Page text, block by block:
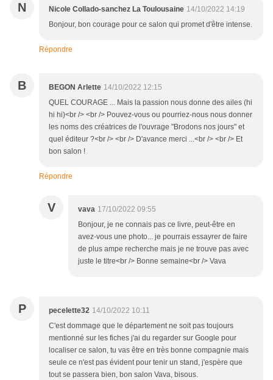
N Nicole Collado-sanchez La Toulousaine 14/10/2022 14:19
Bonjour, bon courage pour ce salon qui promet d'être intense.
Répondre
B BEGON Arlette 14/10/2022 12:15
QUEL COURAGE ... Mais la passion nous donne des ailes (hi
hi hi)<br /> <br /> Pouvez-vous ou pourriez-nous nous donner
les noms des créatrices de l'ouvrage "Brodons nos jours" et
quel éditeur ?<br /> <br /> D'avance merci ...<br /> <br /> Et
bon salon !
Répondre
V vava 17/10/2022 09:55
Bonjour, je ne connais pas ce livre, peut-être en
avez-vous une photo... je pourrais essayrer de faire
de plus ampe recherche mais je ne trouve pas avec
juste le titre<br /> Bonne semaine<br /> Vava
P pecelette32 14/10/2022 10:11
C'est dommage que le département ne soit pas toujours
mentionné sur les fiches j'ai du regarder sur Google pour
localiser ce salon, tu vas être en très bonne compagnie mais
seule ce n'est pas évident pour tenir un stand, j'espère que
tout se passera bien, bon salon Vava, bisous.